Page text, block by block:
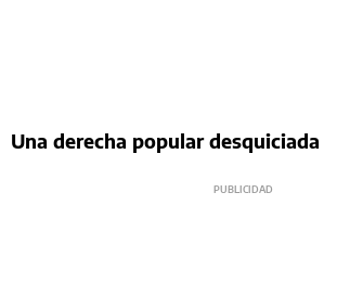
Una derecha popular desquiciada